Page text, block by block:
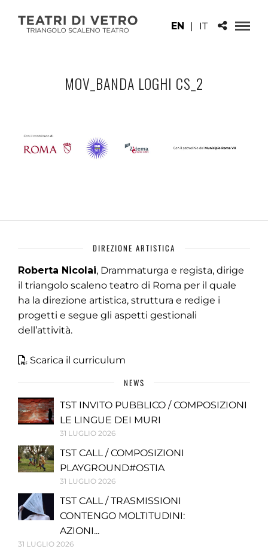
EN | IT
MOV_BANDA LOGHI CS_2
DIREZIONE ARTISTICA
Roberta Nicolai, Drammaturga e regista, dirige
il triangolo scaleno teatro di Roma per il quale
ha la direzione artistica, struttura e redige i
progetti e segue gli aspetti gestionali
dell’attività.
Scarica il curriculum
NEWS
TST INVITO PUBBLICO / COMPOSIZIONI
LE LINGUE DEI MURI
31 LUGLIO 2026
TST CALL / COMPOSIZIONI
PLAYGROUND#OSTIA
31 LUGLIO 2026
TST CALL / TRASMISSIONI
CONTENGO MOLTITUDINI:
AZIONI...
31 LUGLIO 2026